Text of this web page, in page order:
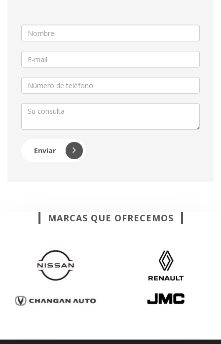
Enviar
MARCAS QUE OFRECEMOS